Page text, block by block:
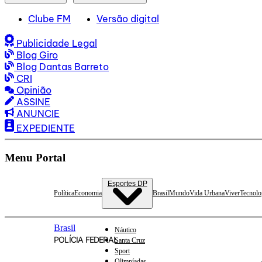
Clube FM Versão digital
Publicidade Legal
Blog Giro
Blog Dantas Barreto
CRI
Opinião
ASSINE
ANUNCIE
EXPEDIENTE
Menu Portal
PolíticaEconomia
Esportes DP
Náutico
Santa Cruz
Sport
BrasilMundoVida UrbanaViver
Brasil
POLÍCIA FEDERAL